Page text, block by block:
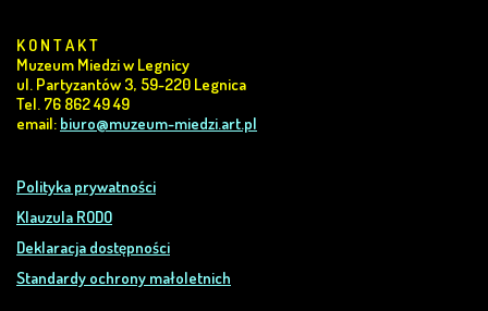
K O N T A K T
Muzeum Miedzi w Legnicy
ul. Partyzantów 3, 59-220 Legnica
Tel. 76 862 49 49
email: biuro@muzeum-miedzi.art.pl
Polityka prywatności
Klauzula RODO
Deklaracja dostępności
Standardy ochrony małoletnich